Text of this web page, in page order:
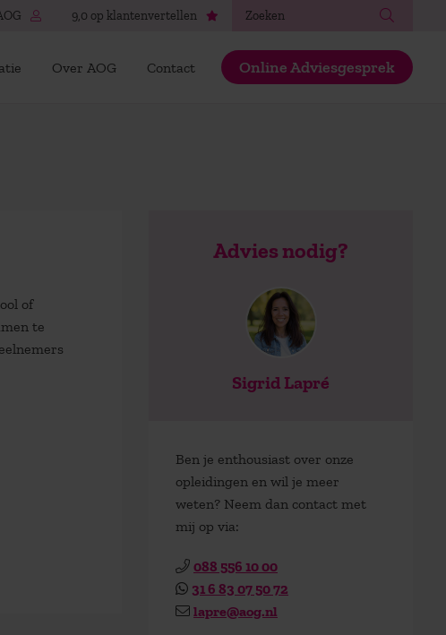
9,0 op klantenvertellen
Over AOG Contact Online Adviesgesprek
of
te
Advies nodig?
Sigrid Lapré
Ben je enthousiast over onze
opleidingen en wil je meer
weten? Neem dan contact met
mij op via:
088 556 10 00
31 6 83 07 50 72
lapre@aog.nl